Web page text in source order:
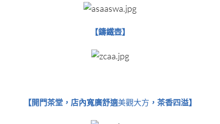
【鑄鐵壺​​​​​​​】
【​​​​​​​開門茶堂，店內寬廣舒適美觀大方 ，茶香四溢】